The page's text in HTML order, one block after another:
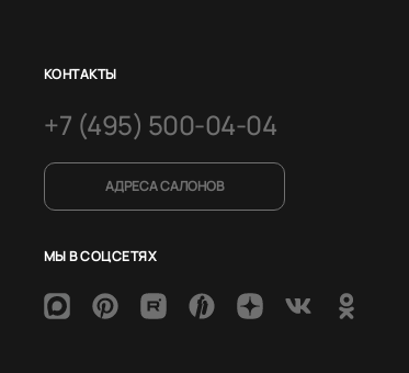
КОНТАКТЫ
+7 (495) 500-04-04
АДРЕСА САЛОНОВ
МЫ В СОЦСЕТЯХ